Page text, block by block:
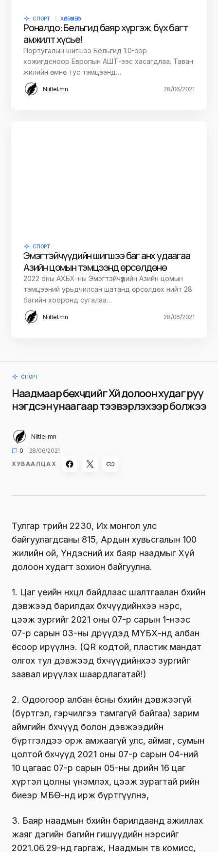
СПОРТ ХӨЛБӨМБӨГ
Роналдо: Бельгид баяр хүргэж, бүх багт
амжилт хүсье!
Португалын шигшээ Бельгид 1:0-ээр
хожигдсноор Европын АШТ-ээс хасагдлаа. Таван
жилийн өмнө тус тэмцээнд…
Niitlel.mn 28/06/2021
СПОРТ
Эмэгтэйчүүдийн шигшээ баг анх удаагаа
Азийн цомын тэмцээнд өрсөлдөнө
2022 оны АХБХ-ны Эмэгтэйчүүдийн Азийн цомын
тэмцээний урьдчилсан шатанд өрсөлдөх нийт 28
багийн хооронд сугалаа…
Niitlel.mn 28/06/2021
СПОРТ
Наадмаар бөхчүүдийг Хүй долоон худаг руу
нэгдсэн унаагаар тээвэрлэхээр болжээ
Niitlel.mn
0
28/06/2021
ХУВААЛЦАХ
Тулгар төрийн 2230, Их монгол улс
байгуулагдсаны 815, Ардын хувьсгалын 100
жилийн ой, Үндэсний их баяр наадмыг Хүй
долоон худагт зохион байгуулна.
1. Цаг үеийн нөхцөл байдлаас шалтгаалан бөхийн
дэвжээд барилдах бөхчүүдийнхээ нэрс,
цээж зургийг 2021 оны 07-р сарын 1-нээс
07-р сарын 03-ны өдрүүдэд МҮБХ-нд албан
ёсоор ирүүлнэ. (QR кодтой, пластик мандат
олгох тул дэвжээд бөхчүүдийнхээ зургийг
заавал ирүүлэх шаардлагатай!)
2. Одоогоор албан ёсны бөхийн дэвжээгүй
(бүртгэл, гэрчилгээ тамгагүй байгаа) зарим
аймгийн бөхчүүд болон дэвжээдийн
бүртгэлдээ орж амжаагүй улс, аймаг, сумын
цолтой бөхчүүд 2021 оны 07-р сарын 04-ний
10 цагаас 07-р сарын 05-ны өдрийн 16 цаг
хүртэл цолны үнэмлэх, цээж зурагтай өөрийн
биеэр МБӨ-нд ирж бүртгүүлнэ,
3. Баяр наадмын бөхийн барилдаанд ажиллах
жаяг дэгийн багийн гишүүдийн нэрсийг
2021.06.29-нд гаргаж, Наадмын төв комисс,